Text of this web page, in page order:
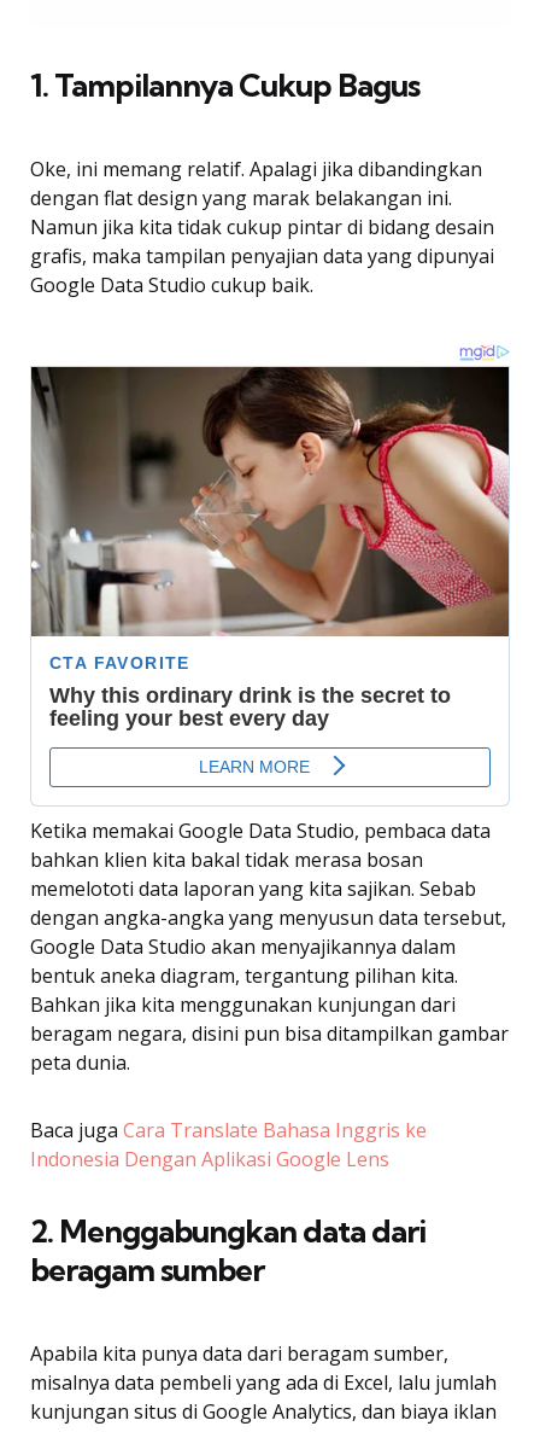
1. Tampilannya Cukup Bagus
Oke, ini memang relatif. Apalagi jika dibandingkan
dengan flat design yang marak belakangan ini.
Namun jika kita tidak cukup pintar di bidang desain
grafis, maka tampilan penyajian data yang dipunyai
Google Data Studio cukup baik.
Ketika memakai Google Data Studio, pembaca data
bahkan klien kita bakal tidak merasa bosan
memelototi data laporan yang kita sajikan. Sebab
dengan angka-angka yang menyusun data tersebut,
Google Data Studio akan menyajikannya dalam
bentuk aneka diagram, tergantung pilihan kita.
Bahkan jika kita menggunakan kunjungan dari
beragam negara, disini pun bisa ditampilkan gambar
peta dunia.
Baca juga Cara Translate Bahasa Inggris ke
Indonesia Dengan Aplikasi Google Lens
2. Menggabungkan data dari
beragam sumber
Apabila kita punya data dari beragam sumber,
misalnya data pembeli yang ada di Excel, lalu jumlah
kunjungan situs di Google Analytics, dan biaya iklan